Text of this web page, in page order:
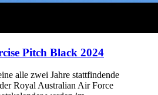
Pitch Black 2024
alle zwei Jahre stattfindende
Royal Australian Air Force